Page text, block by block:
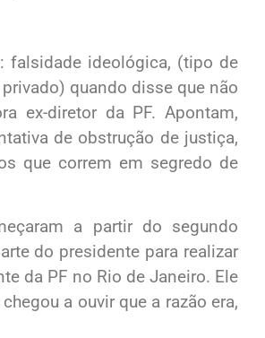
falsidade ideológica, (tipo de
quando disse que não
ex-diretor da PF. Apontam,
de obstrução de justiça,
que correm em segredo de
a partir do segundo
do presidente para realizar
da PF no Rio de Janeiro. Ele
a ouvir que a razão era,